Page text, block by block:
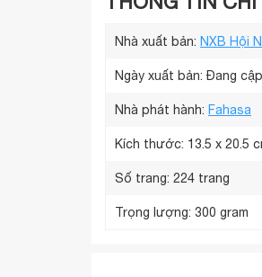
Nhà xuất bản: NXB Hội
Ngày xuất bản: Đang
Nhà phát hành: Fahasa
Kích thước: 13.5 x 20.5
Số trang: 224 trang
Trọng lượng: 300 gram